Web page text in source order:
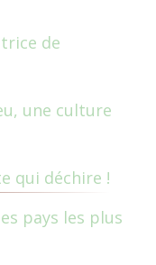
de
une culture
qui déchire !
pays les plus